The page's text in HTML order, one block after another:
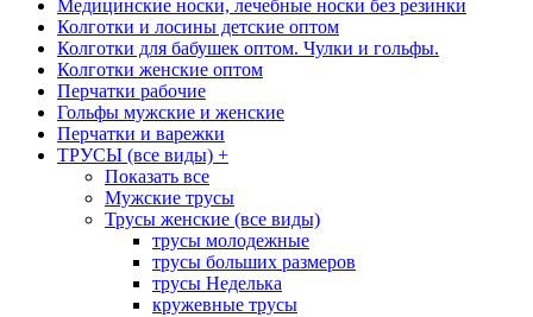
Медицинские носки, лечебные носки без резинки
Колготки и лосины детские оптом
Колготки для бабушек оптом. Чулки и гольфы.
Колготки женские оптом
Перчатки рабочие
Гольфы мужские и женские
Перчатки и варежки
ТРУСЫ (все виды) +
Показать все
Мужские трусы
Трусы женские (все виды)
трусы молодежные
трусы больших размеров
трусы Неделька
кружевные трусы